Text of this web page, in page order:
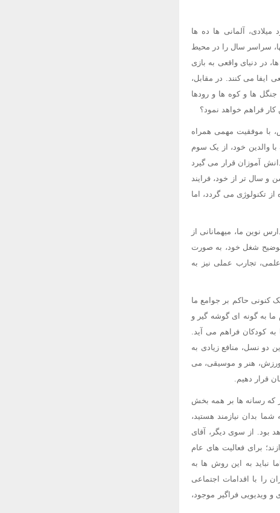
آلمانی ها ده ها
سراسر سال را در محیط
در دنیای واقعی به بازی
ایفا می کنند. در مقابل،
ها و کوه ها و رودها
فراهم خواهد نمود؟
با موفقیت مهمی همراه
والدین خود، از یک سوم
آموزان قرار می گیرد
و سال تر از خود، فرایند
تکنولوژی می گردد، اما
نوین ما، میهمانانی از
شغل خود، به صورت
تجارب عملی نیز به
کنونی حاکم بر جوامع ما
ما به گونه ای گوشه گیر و
کودکان فراهم می آید.
دو نسل، منافع زیادی به
ورزش، هنر و موسیقی، می
قرار دهیم.
که رسانه ها بر همه بخش
بدان نیازمند هستید،
بود. از سوی دیگر، آقای
برای فعالیت های عام
نباید به این روش ها به
را با اقدامات اجتماعی
و ویدیویی فراگیر موجود،